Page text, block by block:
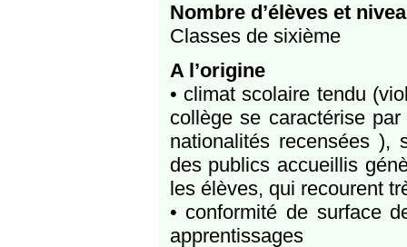
Nombre d’élèves et
Classes de sixième
A l’origine
• climat scolaire tendu
collège se caractérise
nationalités recensées ),
des publics accueillis
les élèves, qui recourent
• conformité de surface
apprentissages